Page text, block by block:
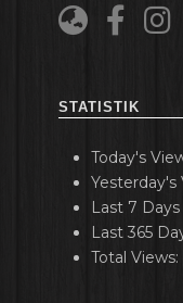
STATISTIK
Today's
Yesterday's
Last 7 Days
Last 365
Total Views: